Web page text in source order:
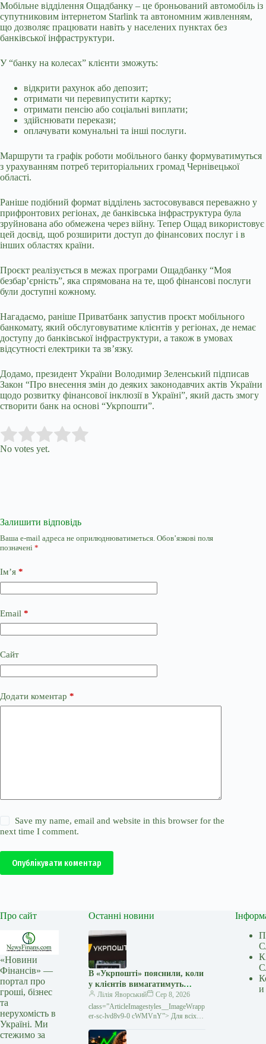
Мобільне відділення Ощадбанку – це броньований автомобіль із
супутниковим інтернетом Starlink та автономним живленням,
що дозволяє працювати навіть у населених пунктах без
банківської інфраструктури.
У “банку на колесах” клієнти зможуть:
відкрити рахунок або депозит;
отримати чи перевипустити картку;
отримати пенсію або соціальні виплати;
здійснювати перекази;
оплачувати комунальні та інші послуги.
Маршрути та графік роботи мобільного банку формуватимуться
з урахуванням потреб територіальних громад Чернівецької
області.
Раніше подібний формат відділень застосовувався переважно у
прифронтових регіонах, де банківська інфраструктура була
зруйнована або обмежена через війну. Тепер Ощад використовує
цей досвід, щоб розширити доступ до фінансових послуг і в
інших областях країни.
Проєкт реалізується в межах програми Ощадбанку “Моя
безбар’єрність”, яка спрямована на те, щоб фінансові послуги
були доступні кожному.
Нагадаємо, раніше Приватбанк запустив проєкт мобільного
банкомату, який обслуговуватиме клієнтів у регіонах, де немає
доступу до банківської інфраструктури, а також в умовах
відсутності електрики та зв’язку.
Додамо, президент України Володимир Зеленський підписав
Закон “Про внесення змін до деяких законодавчих актів України
щодо розвитку фінансової інклюзії в Україні”, який дасть змогу
створити банк на основі “Укрпошти”.
Rate this item:
No votes yet.
Залишити відповідь
Ваша e-mail адреса не оприлюднюватиметься. Обов’язкові поля
позначені *
Ім’я *
Email *
Сайт
Додати коментар *
Save my name, email and website in this browser for the
next time I comment.
Опублікувати коментар
Про сайт
«Новини
Фінансів» —
портал про
гроші, бізнес
та
нерухомість в
Україні. Ми
стежимо за
Останні новини
В «Укрпошті» пояснили, коли
у клієнтів вимагатимуть
податковий номер
Лілія Яворський
Сер 8, 2026
class=”ArticleImagestyles__ImageWrapp
er-sc-lvd8v9-0 cWMVnY”> Для всіх
вказувати податковий номер
и